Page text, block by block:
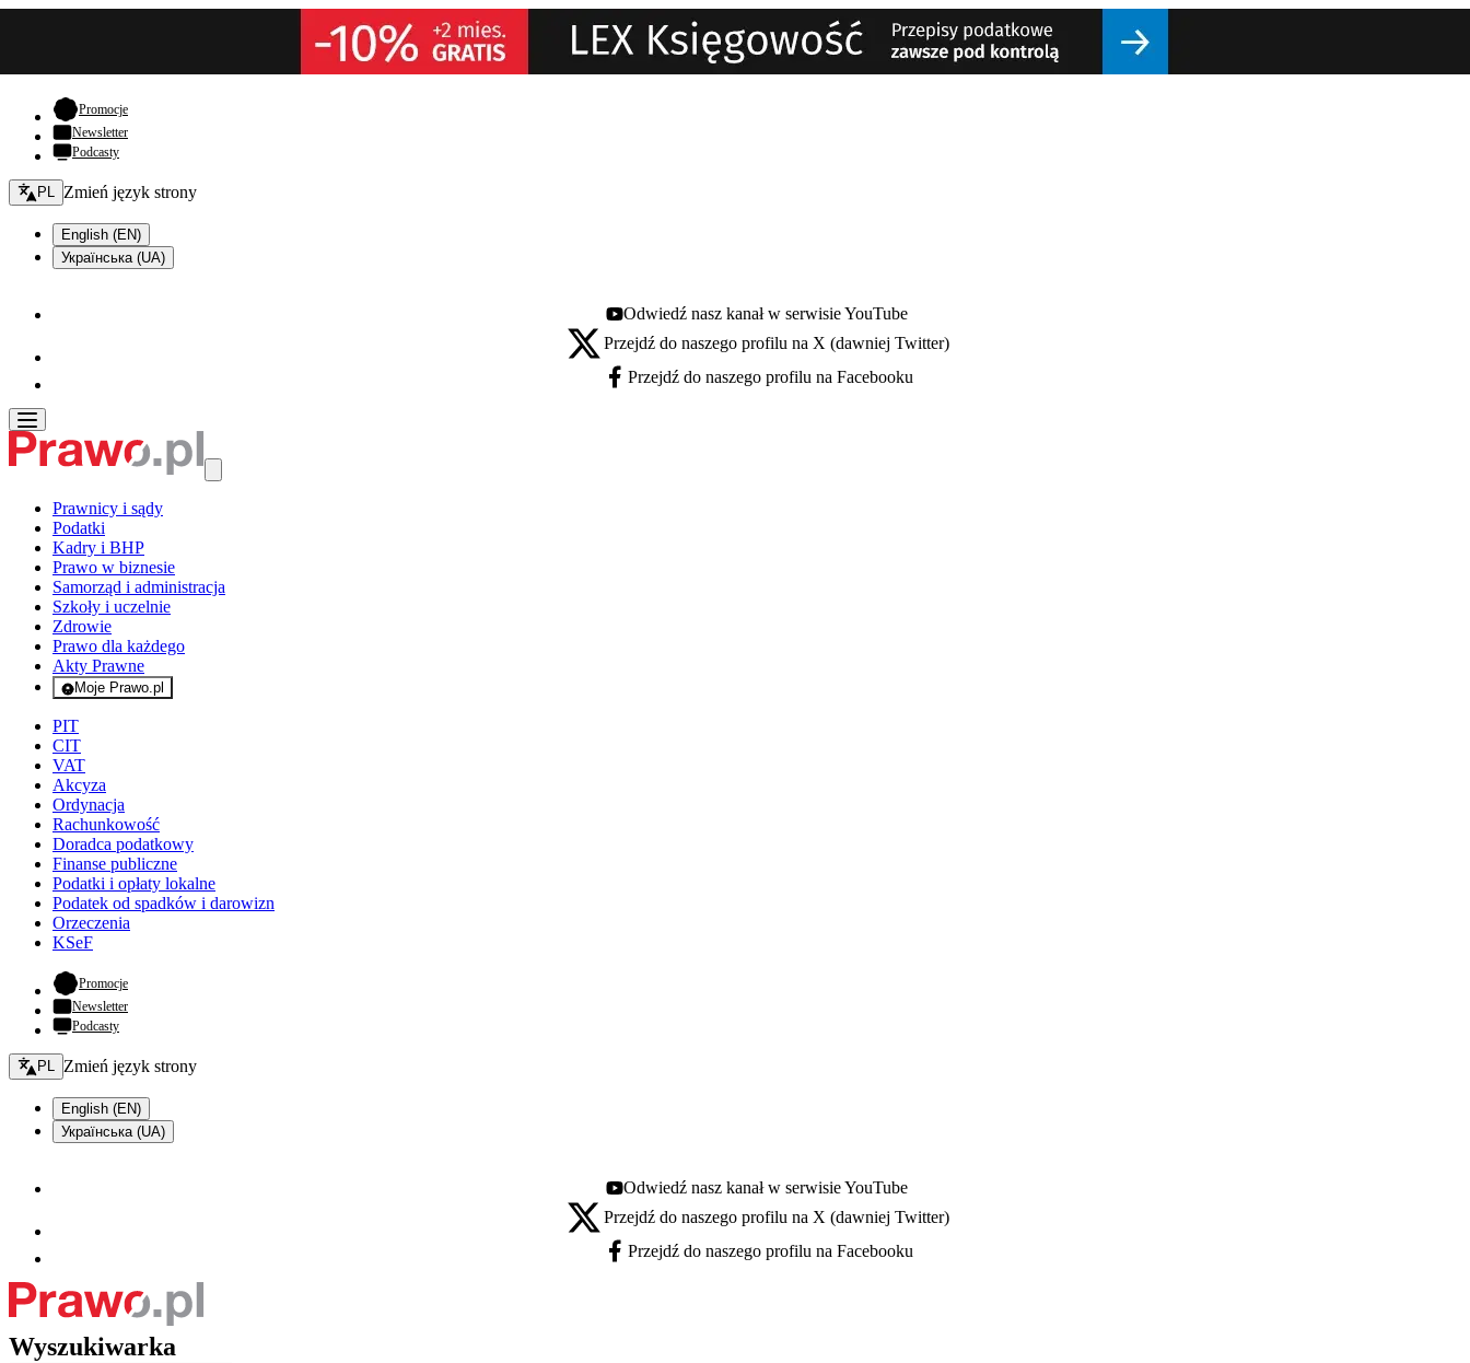
Promocje- otwiera się w nowej karcie
Newsletter
Podcasty
Zmień język - bieżący:
PL Zmień język strony
English (EN)
Українська (UA)
Youtube - otwiera się w nowej karcie
Odwiedź nasz kanał w serwisie YouTube
X - otwiera się w nowej karcie
Przejdź do naszego profilu na X (dawniej Twitter)
Facebook - otwiera się w nowej karcie
Przejdź do naszego profilu na Facebooku
Prawnicy i sądy
Podatki
Kadry i BHP
Prawo w biznesie
Samorząd i administracja
Szkoły i uczelnie
Zdrowie
Prawo dla każdego
Akty Prawne
Moje Prawo.pl
- rejestracja i logowanie do serwisu
PIT
CIT
VAT
Akcyza
Ordynacja
Rachunkowość
Doradca podatkowy
Finanse publiczne
Podatki i opłaty lokalne
Podatek od spadków i darowizn
Orzeczenia
KSeF
Promocje- otwiera się w nowej karcie
Newsletter
Podcasty
Zmień język - bieżący:
PL Zmień język strony
English (EN)
Українська (UA)
Youtube - otwiera się w nowej karcie
Odwiedź nasz kanał w serwisie YouTube
X - otwiera się w nowej karcie
Przejdź do naszego profilu na X (dawniej Twitter)
Facebook - otwiera się w nowej karcie
Przejdź do naszego profilu na Facebooku
Wyszukiwarka